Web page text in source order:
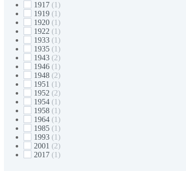
1917 (1)
1919 (1)
1920 (1)
1922 (1)
1933 (1)
1935 (1)
1943 (2)
1946 (1)
1948 (2)
1951 (1)
1952 (2)
1954 (1)
1958 (1)
1964 (1)
1985 (1)
1993 (1)
2001 (2)
2017 (1)